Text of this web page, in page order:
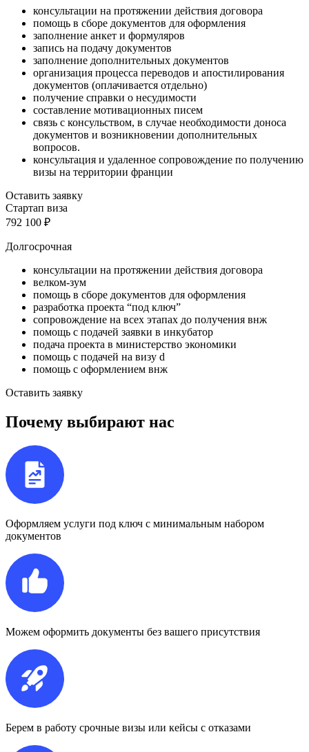
консультации на протяжении действия договора
помощь в сборе документов для оформления
заполнение анкет и формуляров
запись на подачу документов
заполнение дополнительных документов
организация процесса переводов и апостилирования
документов (оплачивается отдельно)
получение справки о несудимости
составление мотивационных писем
связь с консульством, в случае необходимости доноса
документов и возникновении дополнительных
вопросов.
консультация и удаленное сопровождение по получению
визы на территории франции
Оставить заявку
Стартап виза
792 100 ₽
Долгосрочная
консультации на протяжении действия договора
велком-зум
помощь в сборе документов для оформления
разработка проекта “под ключ”
сопровождение на всех этапах до получения внж
помощь с подачей заявки в инкубатор
подача проекта в министерство экономики
помощь с подачей на визу d
помощь с оформлением внж
Оставить заявку
Почему выбирают нас
Оформляем услуги под ключ с минимальным набором
документов
Можем оформить документы без вашего присутствия
Берем в работу срочные визы или кейсы с отказами